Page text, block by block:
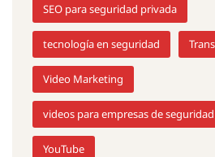
SEO para seguridad privada
tecnología en seguridad
Video Marketing
videos para empresas de seguridad
YouTube